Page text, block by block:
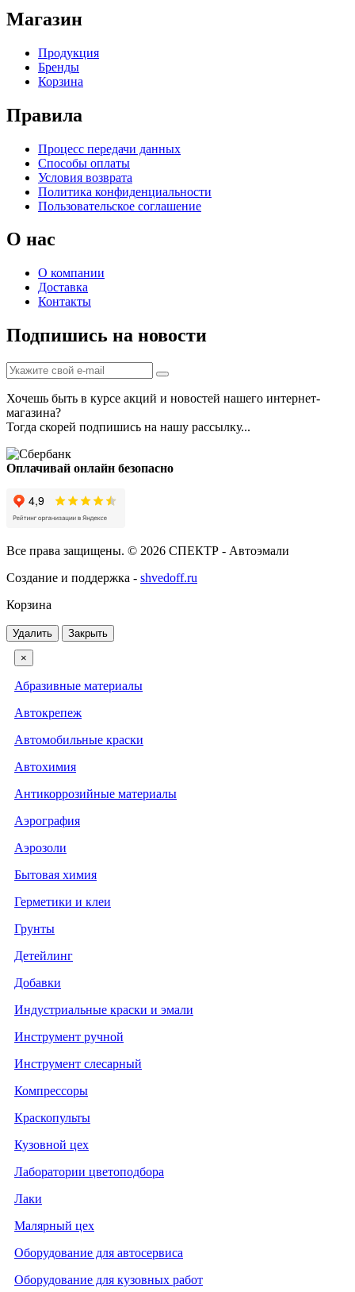
Магазин
Продукция
Бренды
Корзина
Правила
Процесс передачи данных
Способы оплаты
Условия возврата
Политика конфиденциальности
Пользовательское соглашение
О нас
О компании
Доставка
Контакты
Подпишись на новости
Хочешь быть в курсе акций и новостей нашего интернет-
магазина?
Тогда скорей подпишись на нашу рассылку...
Оплачивай онлайн безопасно
Все права защищены. © 2026 СПЕКТР - Автоэмали
Создание и поддержка - shvedoff.ru
Корзина
Удалить Закрыть
×
Абразивные материалы
Автокрепеж
Автомобильные краски
Автохимия
Антикоррозийные материалы
Аэрография
Аэрозоли
Бытовая химия
Герметики и клеи
Грунты
Детейлинг
Добавки
Индустриальные краски и эмали
Инструмент ручной
Инструмент слесарный
Компрессоры
Краскопульты
Кузовной цех
Лаборатории цветоподбора
Лаки
Малярный цех
Оборудование для автосервиса
Оборудование для кузовных работ